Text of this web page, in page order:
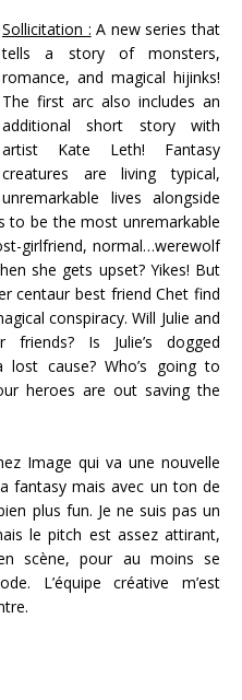
Sollicitation : A new series that
tells a story of monsters,
romance, and magical hijinks!
The first arc also includes an
additional short story with
artist Kate Leth! Fantasy
creatures are living typical,
unremarkable lives alongside
to be the most unremarkable
girlfriend, normal…werewolf
she gets upset? Yikes! But
centaur best friend Chet find
conspiracy. Will Julie and
Is Julie’s dogged
cause? Who’s going to
heroes are out saving the
Image qui va une nouvelle
fantasy mais avec un ton de
plus fun. Je ne suis pas un
le pitch est assez attirant,
scène, pour au moins se
L’équipe créative m’est